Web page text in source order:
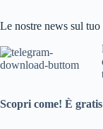
bo
ok
Le nostre news sul tuo
Scopri come! È